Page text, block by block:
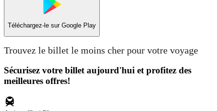
Téléchargez-le sur Google Play
Trouvez le billet le moins cher pour votre voyage
Sécurisez votre billet aujourd'hui et profitez des
meilleures offres!